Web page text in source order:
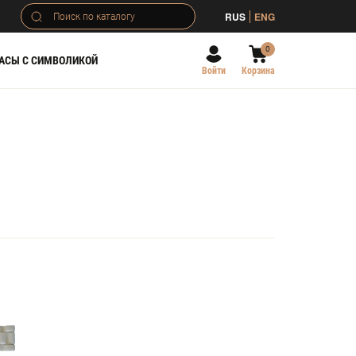
RUS ENG
С СИМВОЛИКОЙ
Войти
0
Корзина